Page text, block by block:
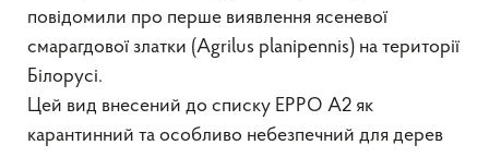
повідомили про перше виявлення ясеневої
смарагдової златки (Agrilus planipennis) на території
Білорусі.
Цей вид внесений до списку EPPO A2 як
карантинний та особливо небезпечний для дерев